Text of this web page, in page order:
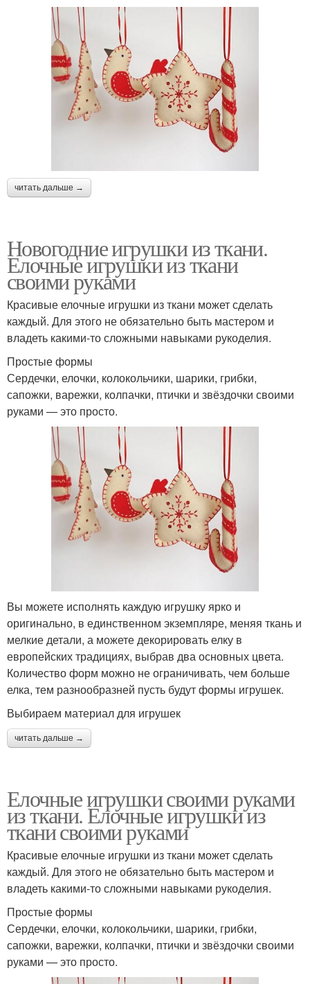
читать дальше →
Новогодние игрушки из ткани.
Елочные игрушки из ткани
своими руками
Красивые елочные игрушки из ткани может сделать
каждый. Для этого не обязательно быть мастером и
владеть какими-то сложными навыками рукоделия.
Простые формы
Сердечки, елочки, колокольчики, шарики, грибки,
сапожки, варежки, колпачки, птички и звёздочки своими
руками — это просто.
Вы можете исполнять каждую игрушку ярко и
оригинально, в единственном экземпляре, меняя ткань и
мелкие детали, а можете декорировать елку в
европейских традициях, выбрав два основных цвета.
Количество форм можно не ограничивать, чем больше
елка, тем разнообразней пусть будут формы игрушек.
Выбираем материал для игрушек
читать дальше →
Елочные игрушки своими руками
из ткани. Елочные игрушки из
ткани своими руками
Красивые елочные игрушки из ткани может сделать
каждый. Для этого не обязательно быть мастером и
владеть какими-то сложными навыками рукоделия.
Простые формы
Сердечки, елочки, колокольчики, шарики, грибки,
сапожки, варежки, колпачки, птички и звёздочки своими
руками — это просто.